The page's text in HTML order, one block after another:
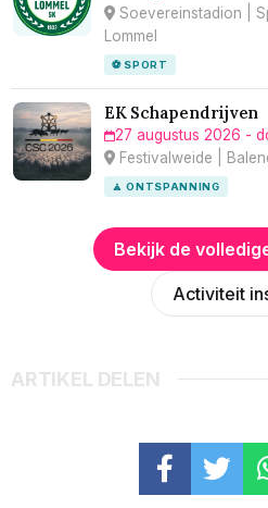
Soevereinstadion |
Lommel
⚽ SPORT
EK Schapendrijven
27 augustus 2026 -
Festivalweide |
🧘 ONTSPANNING
Bekijk de
Activiteit
ARTIKEL DELEN